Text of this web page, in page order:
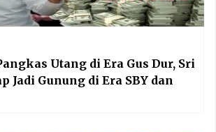
Utang di Era Gus Dur, Sri
Jadi Gunung di Era SBY dan